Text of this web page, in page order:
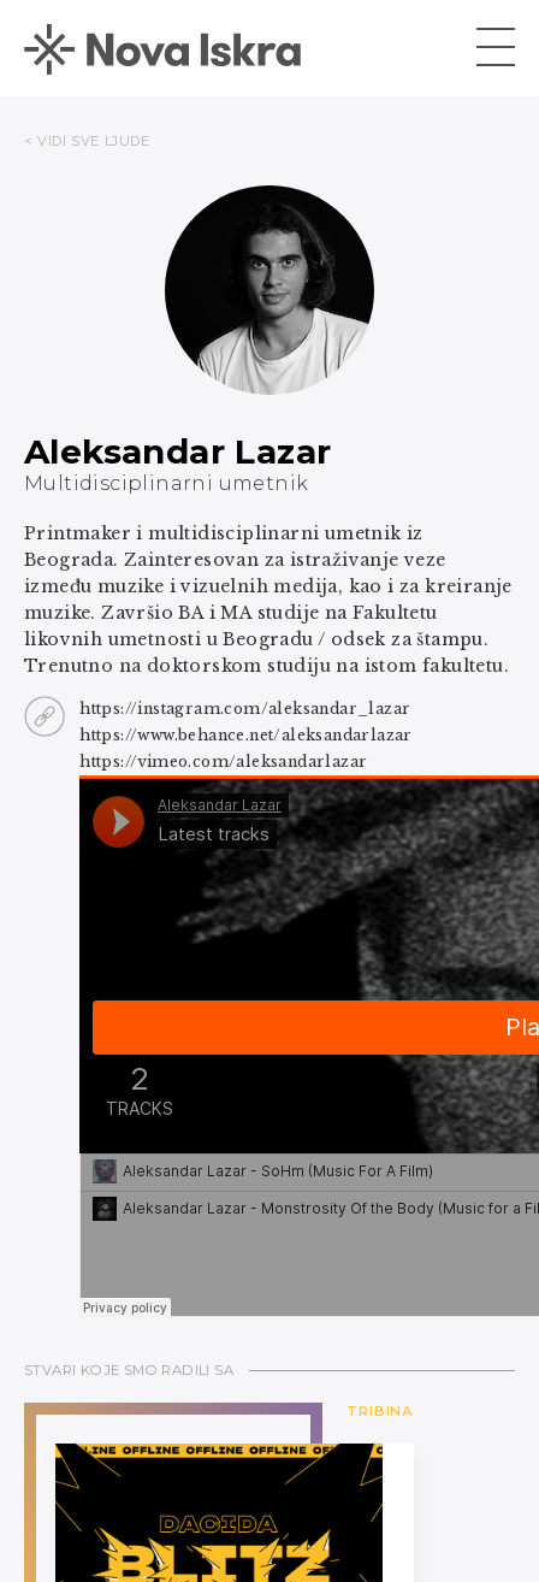
< VIDI SVE LJUDE
Aleksandar Lazar
Multidisciplinarni umetnik
Printmaker i multidisciplinarni umetnik iz
Beograda. Zainteresovan za istraživanje veze
između muzike i vizuelnih medija, kao i za kreiranje
muzike. Završio BA i MA studije na Fakultetu
likovnih umetnosti u Beogradu / odsek za štampu.
Trenutno na doktorskom studiju na istom fakultetu.
https://instagram.com/aleksandar_lazar
https://www.behance.net/aleksandarlazar
https://vimeo.com/aleksandarlazar
STVARI KOJE SMO RADILI SA
TRIBINA